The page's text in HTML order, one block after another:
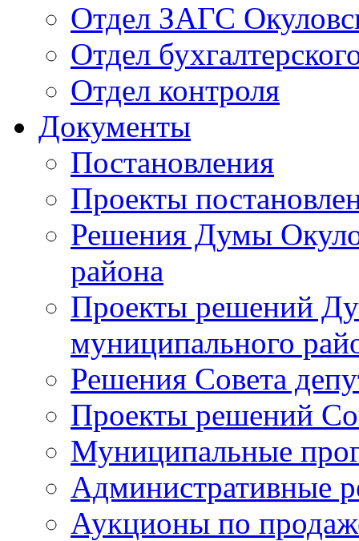
Отдел ЗАГС
Отдел
Отдел контроля
Документы
Постановления
Проекты
Решения Думы
района
Проекты решений
муниципального
Решения Совета
Проекты решений
Муниципальные
Административные
Аукционы по